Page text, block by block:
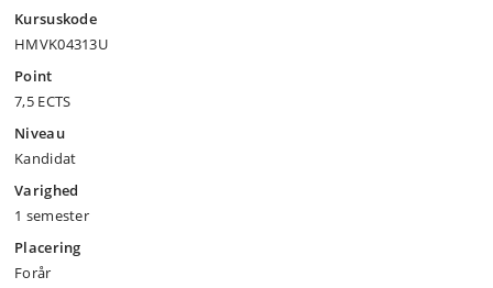
Kursuskode
HMVK04313U
Point
7,5 ECTS
Niveau
Kandidat
Varighed
1 semester
Placering
Forår